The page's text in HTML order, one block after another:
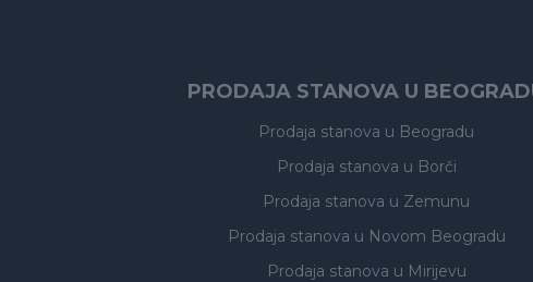
PRODAJA STANOVA U
Prodaja stanova u Beogradu
Prodaja stanova u Borči
Prodaja stanova u Zemunu
Prodaja stanova u Novom Beogradu
Prodaja stanova u Mirijevu